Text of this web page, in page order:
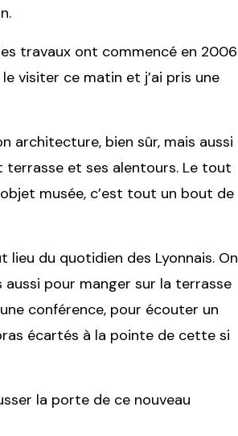
travaux ont commencé en 2006
visiter ce matin et j’ai pris une
architecture, bien sûr, mais aussi
terrasse et ses alentours. Le tout
musée, c’est tout un bout de
lieu du quotidien des Lyonnais. On
pour manger sur la terrasse
conférence, pour écouter un
écartés à la pointe de cette si
la porte de ce nouveau